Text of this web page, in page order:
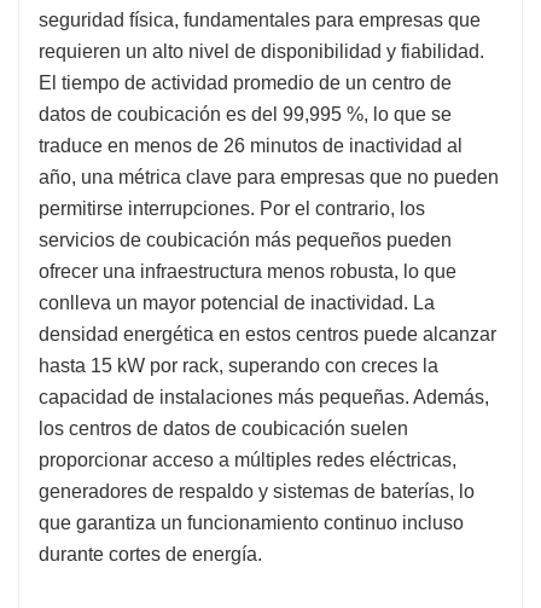
seguridad física, fundamentales para empresas que
requieren un alto nivel de disponibilidad y fiabilidad.
El tiempo de actividad promedio de un centro de
datos de coubicación es del 99,995 %, lo que se
traduce en menos de 26 minutos de inactividad al
año, una métrica clave para empresas que no pueden
permitirse interrupciones. Por el contrario, los
servicios de coubicación más pequeños pueden
ofrecer una infraestructura menos robusta, lo que
conlleva un mayor potencial de inactividad. La
densidad energética en estos centros puede alcanzar
hasta 15 kW por rack, superando con creces la
capacidad de instalaciones más pequeñas. Además,
los centros de datos de coubicación suelen
proporcionar acceso a múltiples redes eléctricas,
generadores de respaldo y sistemas de baterías, lo
que garantiza un funcionamiento continuo incluso
durante cortes de energía.